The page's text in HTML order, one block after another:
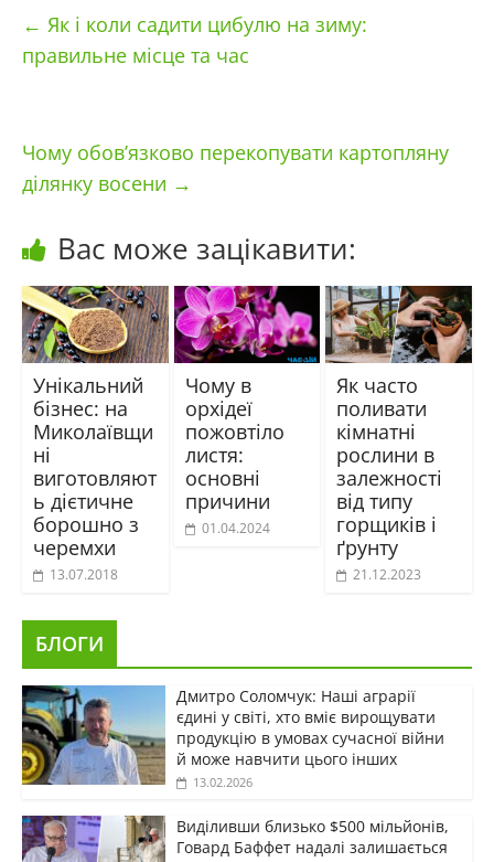
← Як і коли садити цибулю на зиму:
правильне місце та час
Чому обов’язково перекопувати картопляну
ділянку восени →
Вас може зацікавити:
Унікальний
бізнес: на
Миколаївщи
ні
виготовляют
ь дієтичне
борошно з
черемхи
13.07.2018
Чому в
орхідеї
пожовтіло
листя:
основні
причини
01.04.2024
Як часто
поливати
кімнатні
рослини в
залежності
від типу
горщиків і
ґрунту
21.12.2023
БЛОГИ
Дмитро Соломчук: Наші аграрії
єдині у світі, хто вміє вирощувати
продукцію в умовах сучасної війни
й може навчити цього інших
13.02.2026
Виділивши близько $500 мільйонів,
Говард Баффет надалі залишається